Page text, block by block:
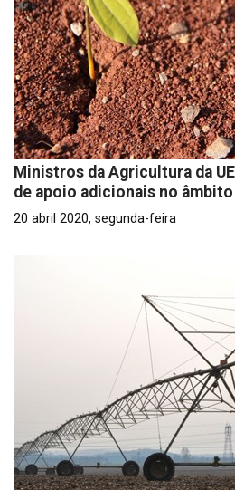
Ministros da Agricultura da
de apoio adicionais no âmbito
20 abril 2020, segunda-feira